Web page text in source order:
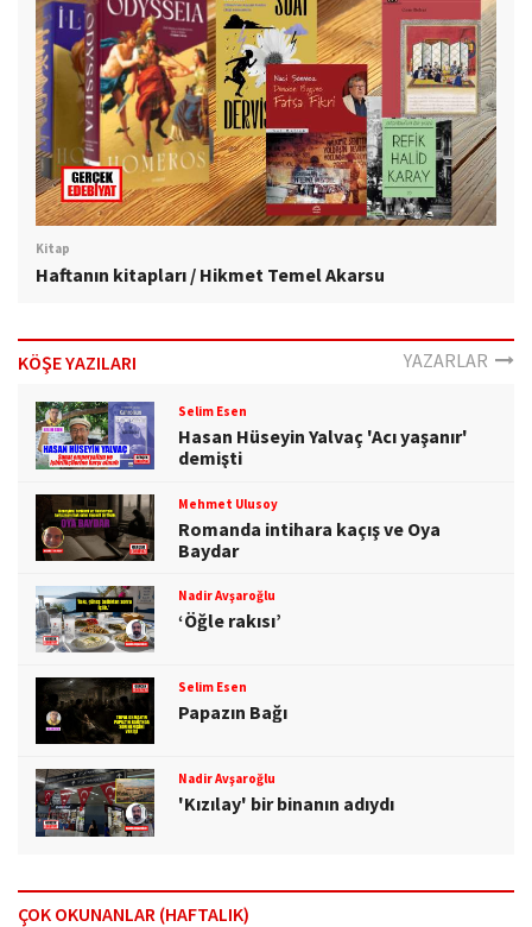
Kitap
Haftanın kitapları / Hikmet Temel Akarsu
KÖŞE YAZILARI YAZARLAR
Selim Esen
Hasan Hüseyin Yalvaç 'Acı yaşanır'
demişti
Mehmet Ulusoy
Romanda intihara kaçış ve Oya
Baydar
Nadir Avşaroğlu
‘Öğle rakısı’
Selim Esen
Papazın Bağı
Nadir Avşaroğlu
'Kızılay' bir binanın adıydı
ÇOK OKUNANLAR (HAFTALIK)